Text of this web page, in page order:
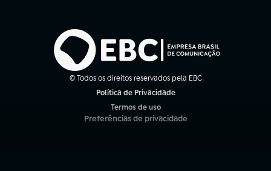
© Todos os direitos reservados pela EBC
Política de Privacidade
Termos de uso
(abre em nova aba)
Preferências de privacidade